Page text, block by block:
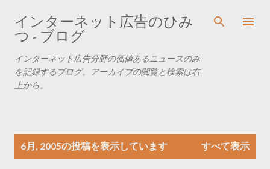
スキップしてメイン コンテンツに移動
インターネット広告のひみ
つ - ブログ
インターネット広告分野の価値あるニュースのみ
を記録するブログ。アーカイブの閲覧と検索は右
上から。
6月, 2005の投稿を表示しています すべて表示